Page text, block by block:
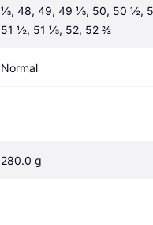
⅓, 48, 49, 49 ⅓, 50, 50 ½,
51 ½, 51 ⅓, 52, 52 ⅔
Normal
280.0 g